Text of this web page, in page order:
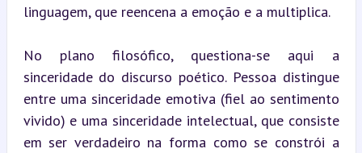
linguagem, que reencena a emoção e a multiplica.
No plano filosófico, questiona-se aqui a
sinceridade do discurso poético. Pessoa distingue
entre uma sinceridade emotiva (fiel ao sentimento
vivido) e uma sinceridade intelectual, que consiste
em ser verdadeiro na forma como se constrói a